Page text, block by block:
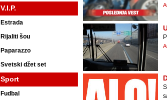
V.I.P.
Estrada
Rijaliti šou
Paparazzo
Svetski džet set
Sport
Fudbal